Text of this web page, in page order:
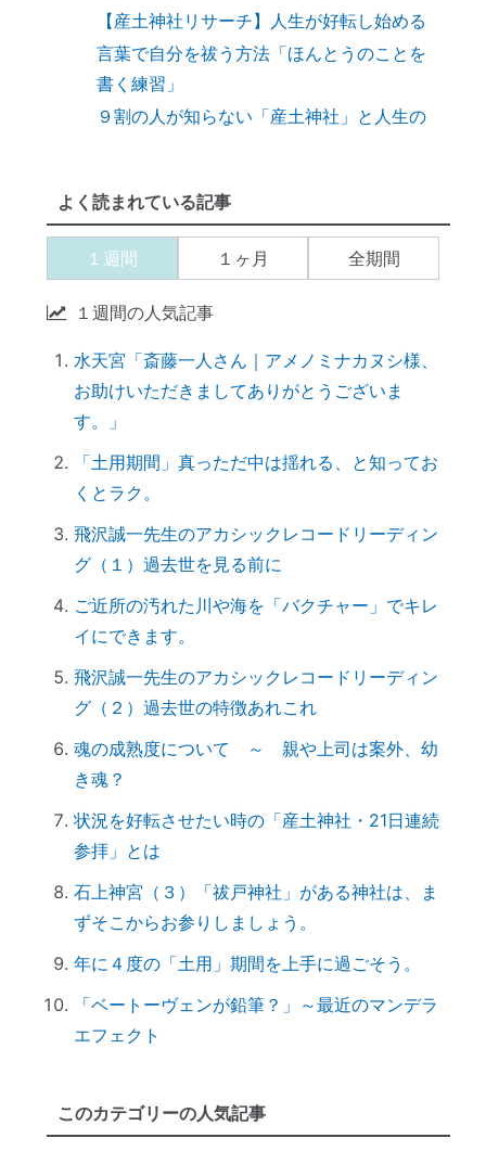
【産土神社リサーチ】人生が好転し始める
言葉で自分を祓う方法「ほんとうのことを
書く練習」
９割の人が知らない「産土神社」と人生の
く」スポンジが革命すぎる
【ご感想｜カウンセリング】現実が動き出
しました
【カウンセリング】引き寄せたいなら、先
産土神社に参拝するメリット →「開運スイ
ッチ」が入る
引き寄せられない本当の理由｜潜在意識の
書き換え・癒しが必要だった
【ご感想｜カウンセリング】心配性の家族
も癒してもらいました
初詣に間に合わせるには、今がリサーチの
「氏神神社」と「産土神社」の違いは何で
すか？
「産土神社」の読み方は？ 意味や語源
は？
【ご感想｜カウンセリング】深く納得でき
ました
日本国民を癒しまくっている高市総理 ♡
「日本の神社」と「エジプトの神殿」の共
スマホのない暮らし
引き寄せ難民のあなたへ｜その前にやるべ
きこととは？
前世を教えてもらったら｜書き換えなきゃ
損！
しちゃうのは、無意識からのメッセージ
よく読まれている記事
１週間 １ヶ月 全期間
１週間の人気記事
水天宮「斎藤一人さん｜アメノミナカヌシ様、
お助けいただきましてありがとうございま
す。」
「土用期間」真っただ中は揺れる、と知ってお
くとラク。
飛沢誠一先生のアカシックレコードリーディン
グ（１）過去世を見る前に
ご近所の汚れた川や海を「バクチャー」でキレ
イにできます。
飛沢誠一先生のアカシックレコードリーディン
グ（２）過去世の特徴あれこれ
魂の成熟度について ～ 親や上司は案外、幼
き魂？
状況を好転させたい時の「産土神社・21日連続
参拝」とは
石上神宮（３）「祓戸神社」がある神社は、ま
ずそこからお参りしましょう。
年に４度の「土用」期間を上手に過ごそう。
「ベートーヴェンが鉛筆？」～最近のマンデラ
エフェクト
このカテゴリーの人気記事